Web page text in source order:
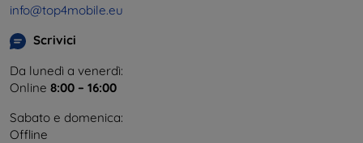
info@top4mobile.eu
Scrivici
Da lunedì a venerdì:
Online 8:00 – 16:00
Sabato e domenica:
Offline